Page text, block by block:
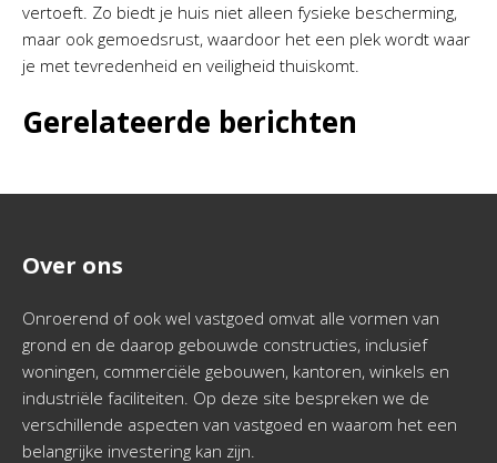
vertoeft. Zo biedt je huis niet alleen fysieke bescherming,
maar ook gemoedsrust, waardoor het een plek wordt waar
je met tevredenheid en veiligheid thuiskomt.
Gerelateerde berichten
Over ons
Onroerend of ook wel vastgoed omvat alle vormen van
grond en de daarop gebouwde constructies, inclusief
woningen, commerciële gebouwen, kantoren, winkels en
industriële faciliteiten. Op deze site bespreken we de
verschillende aspecten van vastgoed en waarom het een
belangrijke investering kan zijn.